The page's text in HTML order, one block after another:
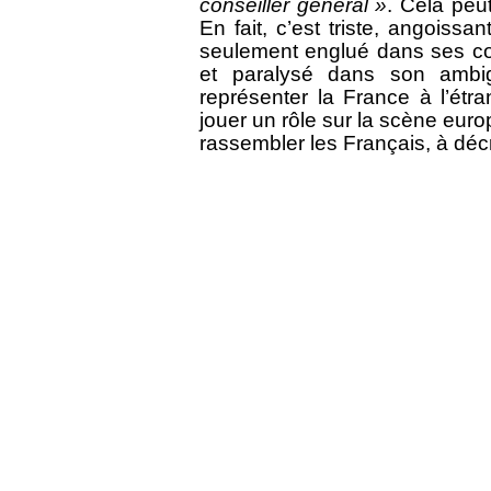
conseiller général ». Cela
En fait, c’est triste,
seulement englué dans ses
et paralysé dans son
représenter la France à
jouer un rôle sur la scène
rassembler les Français, à